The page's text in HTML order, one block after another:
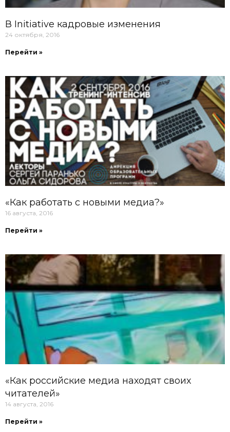
В Initiative кадровые изменения
24 октября, 2016
Перейти »
«Как работать с новыми медиа?»
16 августа, 2016
Перейти »
«Как российские медиа находят своих
читателей»
14 августа, 2016
Перейти »